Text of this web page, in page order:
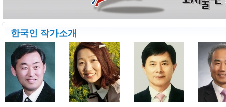
한국인 작가소개